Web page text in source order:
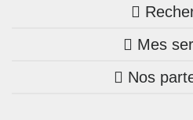
Trouver une
Pays de la
Nos
Maison +
Mes
Mon compte
Nos